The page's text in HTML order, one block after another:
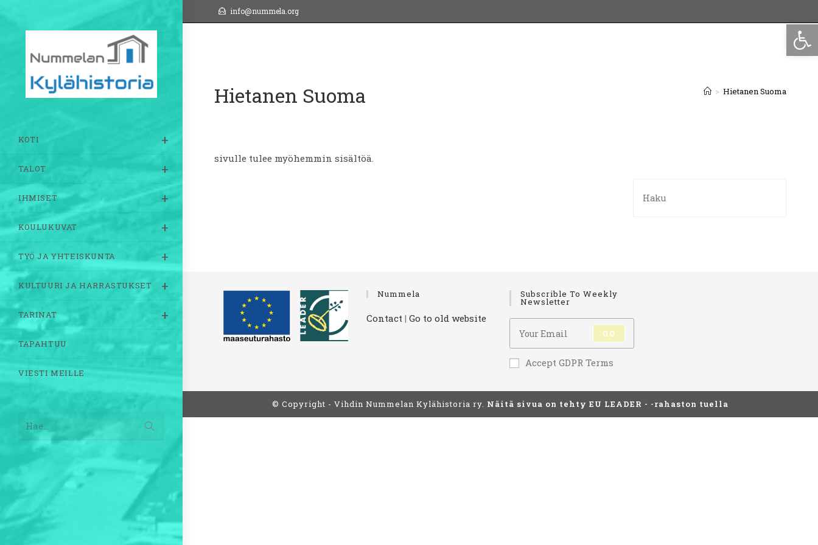
suoraan
info@nummela.org
KOTI
TALOT
IHMISET
KOULUKUVAT
TYÖ JA YHTEISKUNTA
KULTUURI JA HARRASTUKSET
TARINAT
TAPAHTUU
VIESTI MEILLE
Hae...
haku
Hietanen Suoma > Hietanen Suoma
sivulle tulee myöhemmin sisältöä.
Nummela
Contact |Go to old website
Subscrible To Weekly
Newsletter
GO
Accept GDPR Terms
© Copyright - Vihdin Nummelan Kylähistoria ry. Näitä sivua on tehty EU LEADER - -rahaston tuella